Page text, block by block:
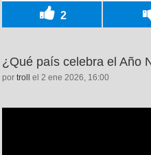
2
¿Qué país celebra el Año
por troll el 2 ene 2026, 16:00